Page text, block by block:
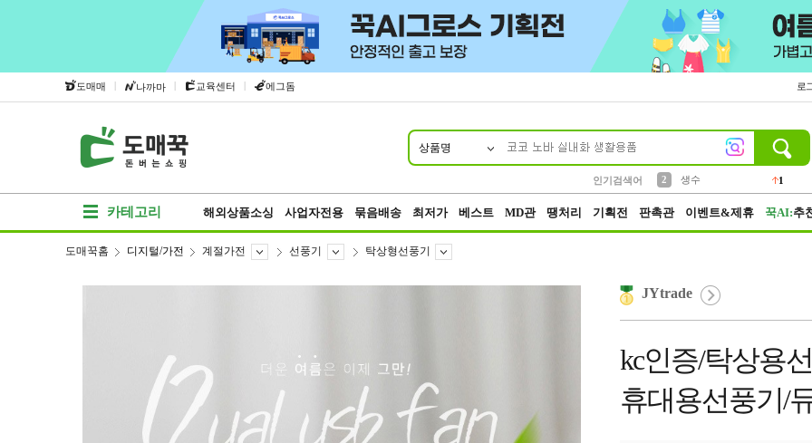
도매매 | 나까마 | 교육센터 | 에그돔 로
상품명
인기검색어
2
생수
1
카테고리 해외상품소싱 사업자전용 묶음배송 최저가 베스트 MD관 땡처리 기획전 판촉관 이벤트&제휴 꾹AI:추
도매꾹홈 디지털/가전 계절가전 선풍기 탁상형선풍기
JYtrade
kc인증/탁상용
휴대용선풍기/